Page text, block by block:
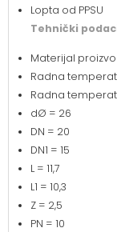
Lopta od PPSU
Tehnički
Materijal
Radna
Radna
dØ = 26
DN = 20
DN1 = 15
L = 11,7
L1 = 10,3
Z = 2,5
PN = 10